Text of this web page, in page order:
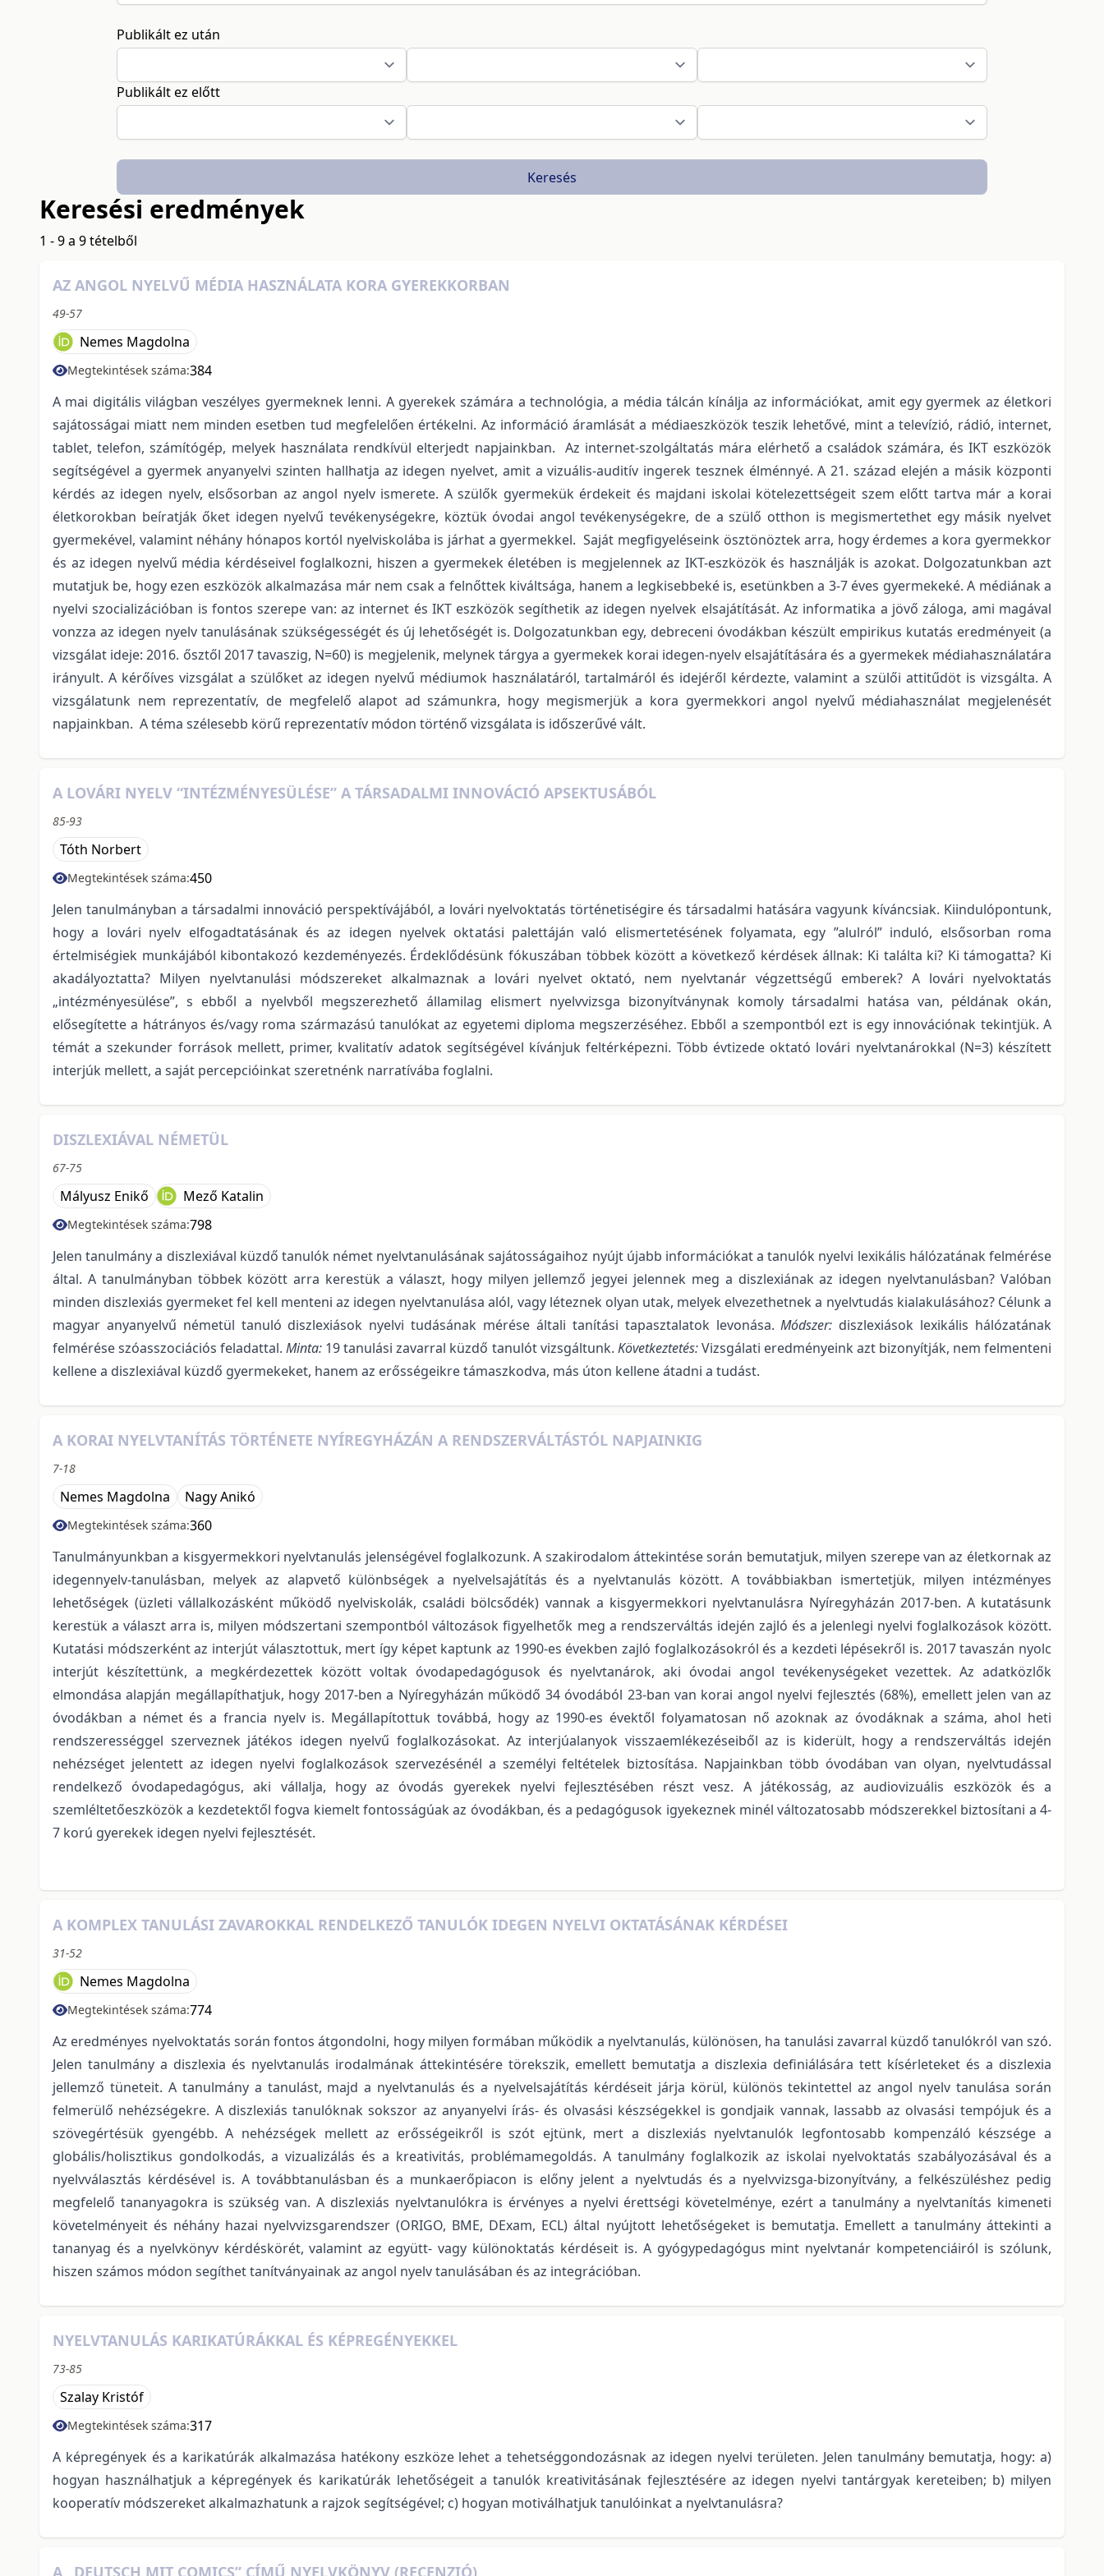
Publikált ez után
Publikált ez előtt
Keresés
Keresési eredmények
1 - 9 a 9 tételből
AZ ANGOL NYELVŰ MÉDIA HASZNÁLATA KORA GYEREKKORBAN
49-57
Nemes Magdolna
Megtekintések száma:384
A mai digitális világban veszélyes gyermeknek lenni. A gyerekek számára a technológia, a média tálcán kínálja az információkat, amit egy gyermek az életkori
sajátosságai miatt nem minden esetben tud megfelelően értékelni. Az információ áramlását a médiaeszközök teszik lehetővé, mint a televízió, rádió, internet,
tablet, telefon, számítógép, melyek használata rendkívül elterjedt napjainkban. Az internet-szolgáltatás mára elérhető a családok számára, és IKT eszközök
segítségével a gyermek anyanyelvi szinten hallhatja az idegen nyelvet, amit a vizuális-auditív ingerek tesznek élménnyé. A 21. század elején a másik központi
kérdés az idegen nyelv, elsősorban az angol nyelv ismerete. A szülők gyermekük érdekeit és majdani iskolai kötelezettségeit szem előtt tartva már a korai
életkorokban beíratják őket idegen nyelvű tevékenységekre, köztük óvodai angol tevékenységekre, de a szülő otthon is megismertethet egy másik nyelvet
gyermekével, valamint néhány hónapos kortól nyelviskolába is járhat a gyermekkel. Saját megfigyeléseink ösztönöztek arra, hogy érdemes a kora gyermekkor
és az idegen nyelvű média kérdéseivel foglalkozni, hiszen a gyermekek életében is megjelennek az IKT-eszközök és használják is azokat. Dolgozatunkban azt
mutatjuk be, hogy ezen eszközök alkalmazása már nem csak a felnőttek kiváltsága, hanem a legkisebbeké is, esetünkben a 3-7 éves gyermekeké. A médiának a
nyelvi szocializációban is fontos szerepe van: az internet és IKT eszközök segíthetik az idegen nyelvek elsajátítását. Az informatika a jövő záloga, ami magával
vonzza az idegen nyelv tanulásának szükségességét és új lehetőségét is. Dolgozatunkban egy, debreceni óvodákban készült empirikus kutatás eredményeit (a
vizsgálat ideje: 2016. ősztől 2017 tavaszig, N=60) is megjelenik, melynek tárgya a gyermekek korai idegen-nyelv elsajátítására és a gyermekek médiahasználatára
irányult. A kérőíves vizsgálat a szülőket az idegen nyelvű médiumok használatáról, tartalmáról és idejéről kérdezte, valamint a szülői attitűdöt is vizsgálta. A
vizsgálatunk nem reprezentatív, de megfelelő alapot ad számunkra, hogy megismerjük a kora gyermekkori angol nyelvű médiahasználat megjelenését
napjainkban. A téma szélesebb körű reprezentatív módon történő vizsgálata is időszerűvé vált.
A LOVÁRI NYELV “INTÉZMÉNYESÜLÉSE” A TÁRSADALMI INNOVÁCIÓ APSEKTUSÁBÓL
85-93
Tóth Norbert
Megtekintések száma:450
Jelen tanulmányban a társadalmi innováció perspektívájából, a lovári nyelvoktatás történetiségire és társadalmi hatására vagyunk kíváncsiak. Kiindulópontunk,
hogy a lovári nyelv elfogadtatásának és az idegen nyelvek oktatási palettáján való elismertetésének folyamata, egy ”alulról” induló, elsősorban roma
értelmiségiek munkájából kibontakozó kezdeményezés. Érdeklődésünk fókuszában többek között a következő kérdések állnak: Ki találta ki? Ki támogatta? Ki
akadályoztatta? Milyen nyelvtanulási módszereket alkalmaznak a lovári nyelvet oktató, nem nyelvtanár végzettségű emberek? A lovári nyelvoktatás
„intézményesülése”, s ebből a nyelvből megszerezhető államilag elismert nyelvvizsga bizonyítványnak komoly társadalmi hatása van, példának okán,
elősegítette a hátrányos és/vagy roma származású tanulókat az egyetemi diploma megszerzéséhez. Ebből a szempontból ezt is egy innovációnak tekintjük. A
témát a szekunder források mellett, primer, kvalitatív adatok segítségével kívánjuk feltérképezni. Több évtizede oktató lovári nyelvtanárokkal (N=3) készített
interjúk mellett, a saját percepcióinkat szeretnénk narratívába foglalni.
DISZLEXIÁVAL NÉMETÜL
67-75
Mályusz Enikő Mező Katalin
Megtekintések száma:798
Jelen tanulmány a diszlexiával küzdő tanulók német nyelvtanulásának sajátosságaihoz nyújt újabb információkat a tanulók nyelvi lexikális hálózatának felmérése
által. A tanulmányban többek között arra kerestük a választ, hogy milyen jellemző jegyei jelennek meg a diszlexiának az idegen nyelvtanulásban? Valóban
minden diszlexiás gyermeket fel kell menteni az idegen nyelvtanulása alól, vagy léteznek olyan utak, melyek elvezethetnek a nyelvtudás kialakulásához? Célunk a
magyar anyanyelvű németül tanuló diszlexiások nyelvi tudásának mérése általi tanítási tapasztalatok levonása.Módszer: diszlexiások lexikális hálózatának
felmérése szóasszociációs feladattal.Minta: 19 tanulási zavarral küzdő tanulót vizsgáltunk. Következtetés:Vizsgálati eredményeink azt bizonyítják, nem felmenteni
kellene a diszlexiával küzdő gyermekeket, hanem az erősségeikre támaszkodva, más úton kellene átadni a tudást.
A KORAI NYELVTANÍTÁS TÖRTÉNETE NYÍREGYHÁZÁN A RENDSZERVÁLTÁSTÓL NAPJAINKIG
7-18
Nemes Magdolna Nagy Anikó
Megtekintések száma:360
Tanulmányunkban a kisgyermekkori nyelvtanulás jelenségével foglalkozunk. A szakirodalom áttekintése során bemutatjuk, milyen szerepe van az életkornak az
idegennyelv-tanulásban, melyek az alapvető különbségek a nyelvelsajátítás és a nyelvtanulás között. A továbbiakban ismertetjük, milyen intézményes
lehetőségek (üzleti vállalkozásként működő nyelviskolák, családi bölcsődék) vannak a kisgyermekkori nyelvtanulásra Nyíregyházán 2017-ben. A kutatásunk
kerestük a választ arra is, milyen módszertani szempontból változások figyelhetők meg a rendszerváltás idején zajló és a jelenlegi nyelvi foglalkozások között.
Kutatási módszerként az interjút választottuk, mert így képet kaptunk az 1990-es években zajló foglalkozásokról és a kezdeti lépésekről is. 2017 tavaszán nyolc
interjút készítettünk, a megkérdezettek között voltak óvodapedagógusok és nyelvtanárok, aki óvodai angol tevékenységeket vezettek. Az adatközlők
elmondása alapján megállapíthatjuk, hogy 2017-ben a Nyíregyházán működő 34 óvodából 23-ban van korai angol nyelvi fejlesztés (68%), emellett jelen van az
óvodákban a német és a francia nyelv is. Megállapítottuk továbbá, hogy az 1990-es évektől folyamatosan nő azoknak az óvodáknak a száma, ahol heti
rendszerességgel szerveznek játékos idegen nyelvű foglalkozásokat. Az interjúalanyok visszaemlékezéseiből az is kiderült, hogy a rendszerváltás idején
nehézséget jelentett az idegen nyelvi foglalkozások szervezésénél a személyi feltételek biztosítása. Napjainkban több óvodában van olyan, nyelvtudással
rendelkező óvodapedagógus, aki vállalja, hogy az óvodás gyerekek nyelvi fejlesztésében részt vesz. A játékosság, az audiovizuális eszközök és a
szemléltetőeszközök a kezdetektől fogva kiemelt fontosságúak az óvodákban, és a pedagógusok igyekeznek minél változatosabb módszerekkel biztosítani a 4-
7 korú gyerekek idegen nyelvi fejlesztését.
A KOMPLEX TANULÁSI ZAVAROKKAL RENDELKEZŐ TANULÓK IDEGEN NYELVI OKTATÁSÁNAK KÉRDÉSEI
31-52
Nemes Magdolna
Megtekintések száma:774
Az eredményes nyelvoktatás során fontos átgondolni, hogy milyen formában működik a nyelvtanulás, különösen, ha tanulási zavarral küzdő tanulókról van szó.
Jelen tanulmány a diszlexia és nyelvtanulás irodalmának áttekintésére törekszik, emellett bemutatja a diszlexia definiálására tett kísérleteket és a diszlexia
jellemző tüneteit. A tanulmány a tanulást, majd a nyelvtanulás és a nyelvelsajátítás kérdéseit járja körül, különös tekintettel az angol nyelv tanulása során
felmerülő nehézségekre. A diszlexiás tanulóknak sokszor az anyanyelvi írás- és olvasási készségekkel is gondjaik vannak, lassabb az olvasási tempójuk és a
szövegértésük gyengébb. A nehézségek mellett az erősségeikről is szót ejtünk, mert a diszlexiás nyelvtanulók legfontosabb kompenzáló készsége a
globális/holisztikus gondolkodás, a vizualizálás és a kreativitás, problémamegoldás. A tanulmány foglalkozik az iskolai nyelvoktatás szabályozásával és a
nyelvválasztás kérdésével is. A továbbtanulásban és a munkaerőpiacon is előny jelent a nyelvtudás és a nyelvvizsga-bizonyítvány, a felkészüléshez pedig
megfelelő tananyagokra is szükség van. A diszlexiás nyelvtanulókra is érvényes a nyelvi érettségi követelménye, ezért a tanulmány a nyelvtanítás kimeneti
követelményeit és néhány hazai nyelvvizsgarendszer (ORIGO, BME, DExam, ECL) által nyújtott lehetőségeket is bemutatja. Emellett a tanulmány áttekinti a
tananyag és a nyelvkönyv kérdéskörét, valamint az együtt- vagy különoktatás kérdéseit is. A gyógypedagógus mint nyelvtanár kompetenciáiról is szólunk,
hiszen számos módon segíthet tanítványainak az angol nyelv tanulásában és az integrációban.
NYELVTANULÁS KARIKATÚRÁKKAL ÉS KÉPREGÉNYEKKEL
73-85
Szalay Kristóf
Megtekintések száma:317
A képregények és a karikatúrák alkalmazása hatékony eszköze lehet a tehetséggondozásnak az idegen nyelvi területen. Jelen tanulmány bemutatja, hogy: a)
hogyan használhatjuk a képregények és karikatúrák lehetőségeit a tanulók kreativitásának fejlesztésére az idegen nyelvi tantárgyak kereteiben; b) milyen
kooperatív módszereket alkalmazhatunk a rajzok segítségével; c) hogyan motiválhatjuk tanulóinkat a nyelvtanulásra?
A „DEUTSCH MIT COMICS” CÍMŰ NYELVKÖNYV (RECENZIÓ)